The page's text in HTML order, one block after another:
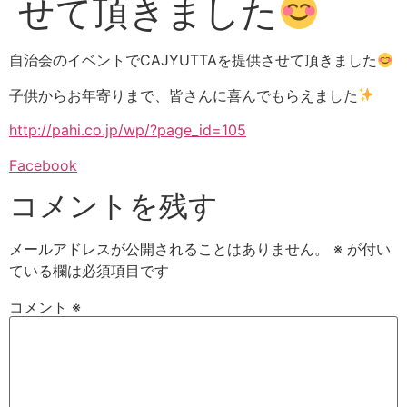
せて頂きました
自治会のイベントでCAJYUTTAを提供させて頂きました
子供からお年寄りまで、皆さんに喜んでもらえました
http://pahi.co.jp/wp/?page_id=105
Facebook
コメントを残す
メールアドレスが公開されることはありません。 ※ が付い
ている欄は必須項目です
コメント ※